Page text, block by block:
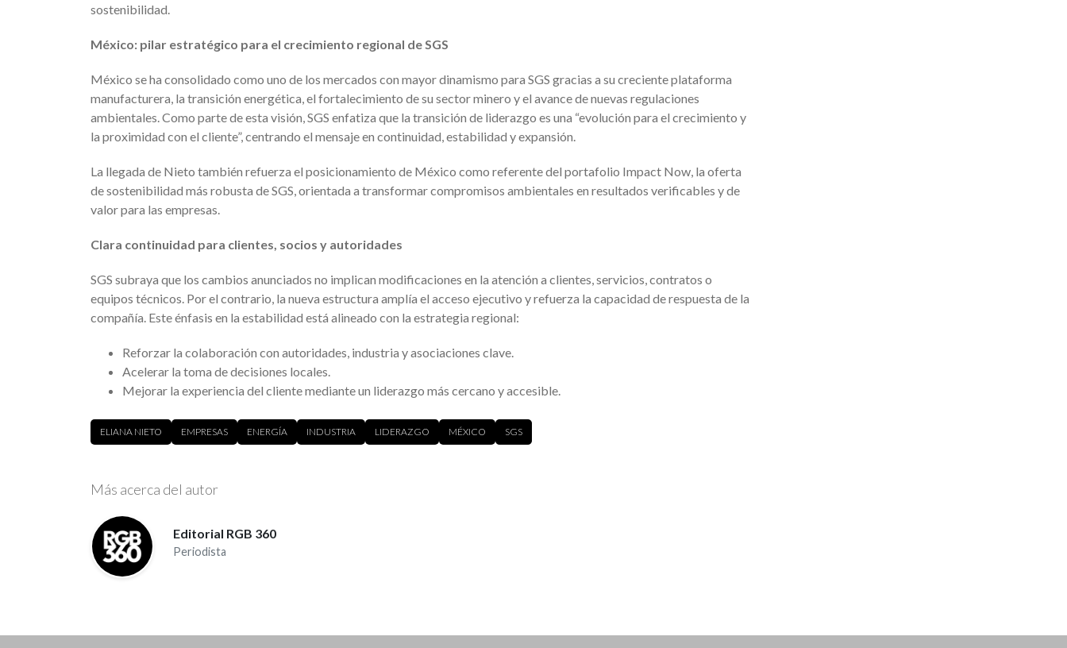
sostenibilidad.
México: pilar estratégico para el crecimiento regional de SGS
México se ha consolidado como uno de los mercados con mayor dinamismo para SGS gracias a su creciente plataforma
manufacturera, la transición energética, el fortalecimiento de su sector minero y el avance de nuevas regulaciones
ambientales. Como parte de esta visión, SGS enfatiza que la transición de liderazgo es una “evolución para el crecimiento y
la proximidad con el cliente”, centrando el mensaje en continuidad, estabilidad y expansión.
La llegada de Nieto también refuerza el posicionamiento de México como referente del portafolio Impact Now, la oferta
de sostenibilidad más robusta de SGS, orientada a transformar compromisos ambientales en resultados verificables y de
valor para las empresas.
Clara continuidad para clientes, socios y autoridades
SGS subraya que los cambios anunciados no implican modificaciones en la atención a clientes, servicios, contratos o
equipos técnicos. Por el contrario, la nueva estructura amplía el acceso ejecutivo y refuerza la capacidad de respuesta de la
compañía. Este énfasis en la estabilidad está alineado con la estrategia regional:
Reforzar la colaboración con autoridades, industria y asociaciones clave.
Acelerar la toma de decisiones locales.
Mejorar la experiencia del cliente mediante un liderazgo más cercano y accesible.
ELIANA NIETO EMPRESAS ENERGÍA INDUSTRIA LIDERAZGO MÉXICO SGS
Más acerca del autor
Editorial RGB 360
Periodista